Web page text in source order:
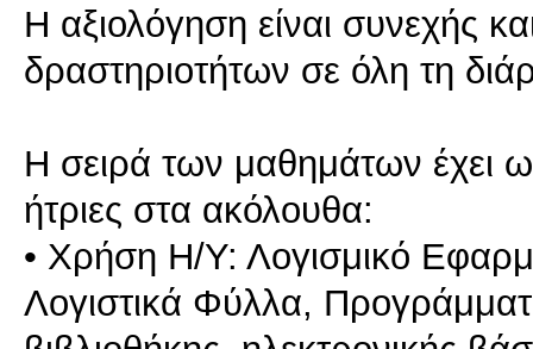
Η αξιολόγηση είναι συνεχής
δραστηριοτήτων σε όλη τη
Η σειρά των μαθημάτων έχει
ήτριες στα ακόλουθα:
• Χρήση Η/Υ: Λογισμικό
Λογιστικά Φύλλα,